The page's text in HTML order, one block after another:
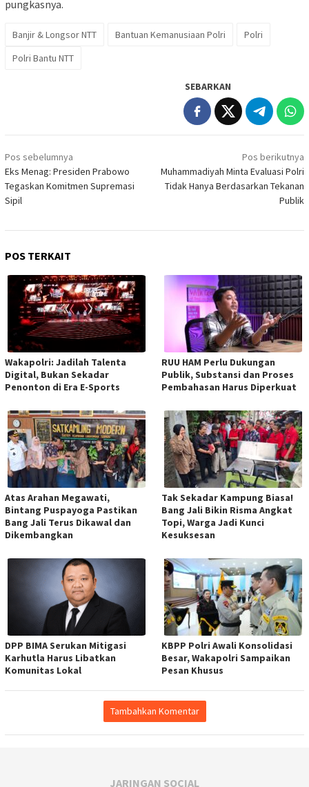
pungkasnya.
Banjir & Longsor NTT Bantuan Kemanusiaan Polri
Polri
Polri Bantu NTT
SEBARKAN
Navigasi
pos
Pos sebelumnya
Eks Menag: Presiden Prabowo
Tegaskan Komitmen Supremasi
Sipil
Pos berikutnya
Muhammadiyah Minta Evaluasi Polri
Tidak Hanya Berdasarkan Tekanan
Publik
POS TERKAIT
Wakapolri: Jadilah Talenta
Digital, Bukan Sekadar
Penonton di Era E-Sports
RUU HAM Perlu Dukungan
Publik, Substansi dan Proses
Pembahasan Harus Diperkuat
Atas Arahan Megawati,
Bintang Puspayoga Pastikan
Bang Jali Terus Dikawal dan
Dikembangkan
Tak Sekadar Kampung Biasa!
Bang Jali Bikin Risma Angkat
Topi, Warga Jadi Kunci
Kesuksesan
DPP BIMA Serukan Mitigasi
Karhutla Harus Libatkan
Komunitas Lokal
KBPP Polri Awali Konsolidasi
Besar, Wakapolri Sampaikan
Pesan Khusus
Tambahkan Komentar
JARINGAN SOCIAL